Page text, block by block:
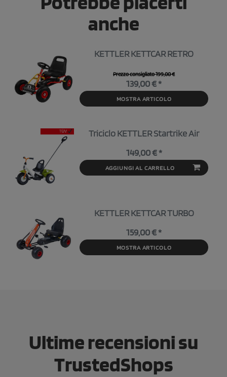
anche
KETTLER KETTCAR RETRO
Prezzo consigliato 199,00 €
139,00 € *
MOSTRA ARTICOLO
Triciclo KETTLER Startrike Air
149,00 € *
AGGIUNGI AL CARRELLO
KETTLER KETTCAR TURBO
159,00 € *
MOSTRA ARTICOLO
Ultime recensioni su
TrustedShops